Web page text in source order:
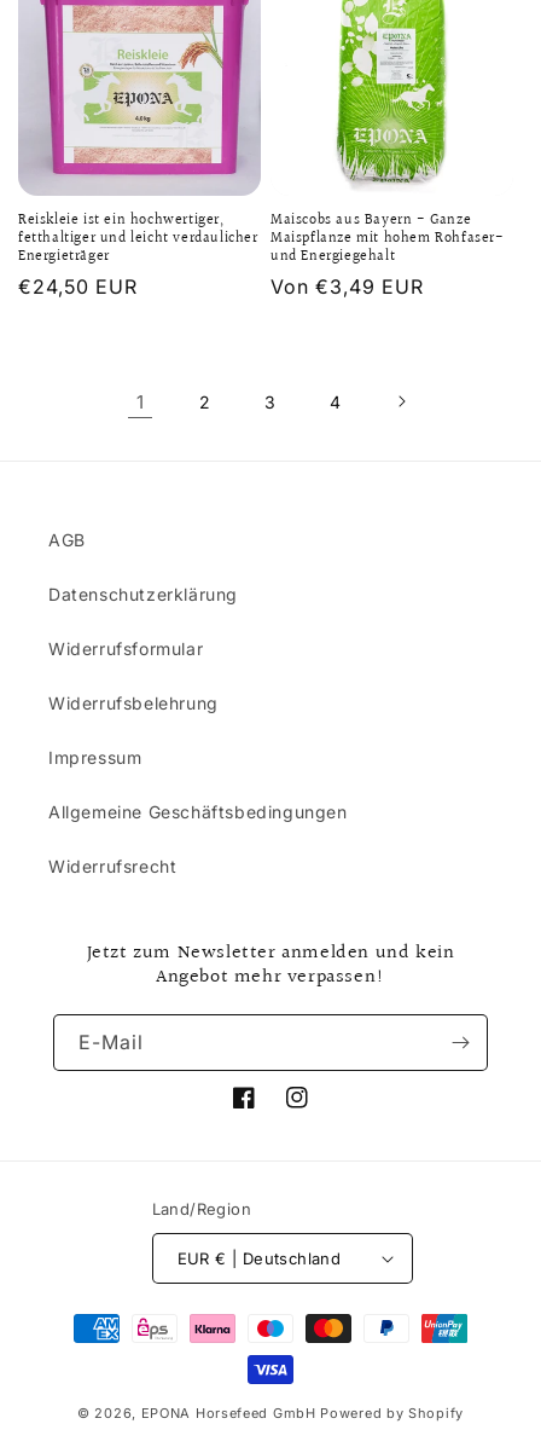
Reiskleie ist ein hochwertiger,
fetthaltiger und leicht verdaulicher
Energieträger
Normaler
€24,50 EUR
Maiscobs aus Bayern - Ganze
Maispflanze mit hohem Rohfaser-
und Energiegehalt
Normaler
Von €3,49 EUR
1 2 3 4
AGB
Datenschutzerklärung
Widerrufsformular
Widerrufsbelehrung
Impressum
Allgemeine Geschäftsbedingungen
Widerrufsrecht
Jetzt zum Newsletter anmelden und kein
Angebot mehr verpassen!
E-Mail
FacebookInstagram
Land/Region
EUR € | Deutschland
Zahlungsmethoden
© 2026, EPONA Horsefeed GmbH Powered by Shopify